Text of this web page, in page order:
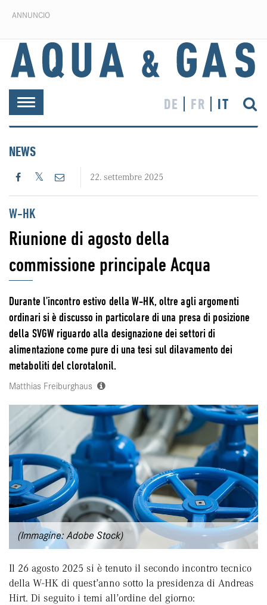
ANNUNCIO
Toggle
navigation
DE FR IT
NEWS
22. settembre 2025
W-HK
Riunione di agosto della
commissione principale Acqua
Durante l’incontro estivo della W-HK, oltre agli argomenti
ordinari si è discusso in particolare di una presa di posizione
della SVGW riguardo alla designazione dei settori di
alimentazione come pure di una tesi sul dilavamento dei
metaboliti del clorotalonil.
Matthias Freiburghaus
(Immagine: Adobe Stock)
Il 26 agosto 2025 si è tenuto il secondo incontro tecnico
della W-HK di quest’anno sotto la presidenza di Andreas
Hirt. Di seguito i temi all’ordine del giorno: